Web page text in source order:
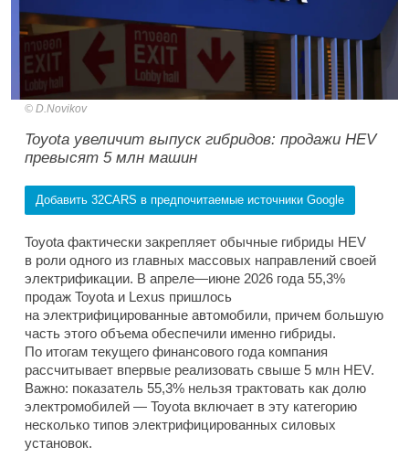
D.Novikov
Toyota увеличит выпуск гибридов: продажи HEV
превысят 5 млн машин
Добавить 32CARS в предпочитаемые источники Google
Toyota фактически закрепляет обычные гибриды HEV
в роли одного из главных массовых направлений своей
электрификации. В апреле—июне 2026 года 55,3%
продаж Toyota и Lexus пришлось
на электрифицированные автомобили, причем большую
часть этого объема обеспечили именно гибриды.
По итогам текущего финансового года компания
рассчитывает впервые реализовать свыше 5 млн HEV.
Важно: показатель 55,3% нельзя трактовать как долю
электромобилей — Toyota включает в эту категорию
несколько типов электрифицированных силовых
установок.